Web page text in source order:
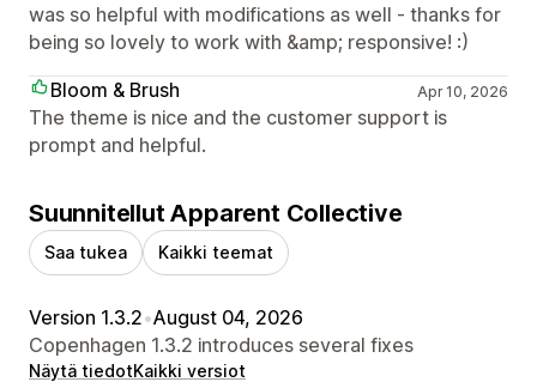
was so helpful with modifications as well - thanks for
being so lovely to work with &amp; responsive! :)
Bloom & Brush
Apr 10, 2026
The theme is nice and the customer support is
prompt and helpful.
Suunnitellut Apparent Collective
Saa tukea Kaikki teemat
Version 1.3.2•August 04, 2026
Copenhagen 1.3.2 introduces several fixes
Näytä tiedotKaikki versiot